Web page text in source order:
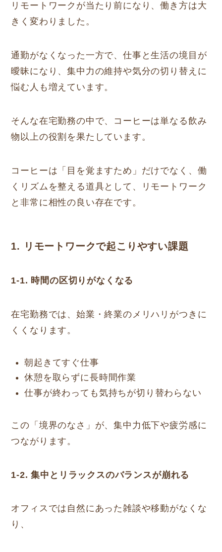
リモートワークが当たり前になり、働き方は大
きく変わりました。
通勤がなくなった一方で、仕事と生活の境目が
曖昧になり、集中力の維持や気分の切り替えに
悩む人も増えています。
そんな在宅勤務の中で、コーヒーは単なる飲み
物以上の役割を果たしています。
コーヒーは「目を覚ますため」だけでなく、働
くリズムを整える道具として、リモートワーク
と非常に相性の良い存在です。
1. リモートワークで起こりやすい課題
1-1. 時間の区切りがなくなる
在宅勤務では、始業・終業のメリハリがつきに
くくなります。
朝起きてすぐ仕事
休憩を取らずに長時間作業
仕事が終わっても気持ちが切り替わらない
この「境界のなさ」が、集中力低下や疲労感に
つながります。
1-2. 集中とリラックスのバランスが崩れる
オフィスでは自然にあった雑談や移動がなくな
り、